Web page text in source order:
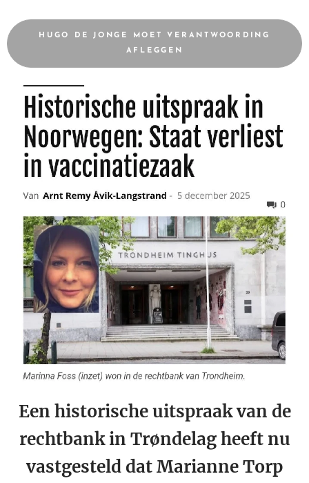
HUGO DE JONGE MOET VERANTWOORDING
AFLEGGEN
Een historische uitspraak van de
rechtbank in Trøndelag heeft nu
vastgesteld dat Marianne Torp